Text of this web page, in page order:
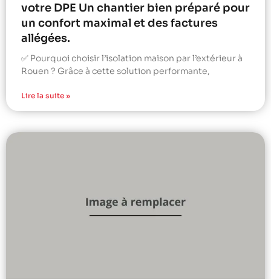
votre DPE Un chantier bien préparé pour
un confort maximal et des factures
allégées.
✅ Pourquoi choisir l’isolation maison par l’extérieur à
Rouen ? Grâce à cette solution performante,
Lire la suite »